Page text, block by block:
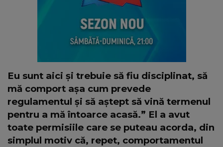
Eu sunt aici și trebuie să fiu disciplinat, să
mă comport așa cum prevede
regulamentul și să aștept să vină termenul
pentru a mă întoarce acasă.” El a avut
toate permisiile care se puteau acorda, din
simplul motiv că, repet, comportamentul